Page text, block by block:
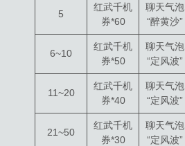
5
红武千机
券*60
聊天气泡
“醉黄沙”
6~10
红武千机
券*50
聊天气泡
“定风波”
11~20
红武千机
券*40
聊天气泡
“定风波”
21~50
红武千机
券*30
聊天气泡
“定风波”